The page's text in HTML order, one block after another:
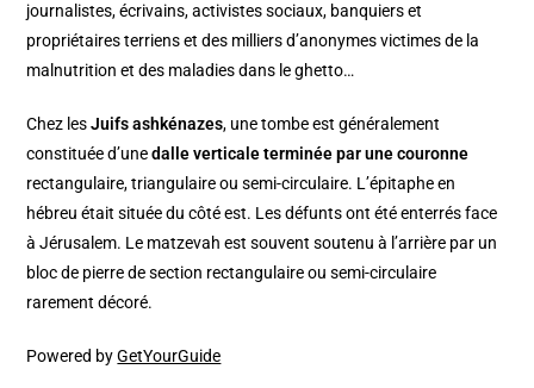
journalistes, écrivains, activistes sociaux, banquiers et
propriétaires terriens et des milliers d’anonymes victimes de la
malnutrition et des maladies dans le ghetto…
Chez lesJuifs ashkénazes, une tombe est généralement
constituée d’unedalle verticale terminée par une couronne
rectangulaire, triangulaire ou semi-circulaire. L’épitaphe en
hébreu était située du côté est. Les défunts ont été enterrés face
à Jérusalem. Le matzevah est souvent soutenu à l’arrière par un
bloc de pierre de section rectangulaire ou semi-circulaire
rarement décoré.
Powered byGetYourGuide